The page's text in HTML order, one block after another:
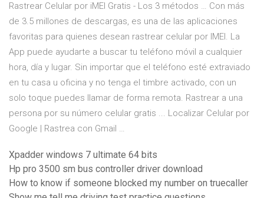
Rastrear Celular por iMEI Gratis - Los 3 métodos … Con más
de 3.5 millones de descargas, es una de las aplicaciones
favoritas para quienes desean rastrear celular por IMEI. La
App puede ayudarte a buscar tu teléfono móvil a cualquier
hora, día y lugar. Sin importar que el teléfono esté extraviado
en tu casa u oficina y no tenga el timbre activado, con un
solo toque puedes llamar de forma remota. Rastrear a una
persona por su número celular gratis ... Localizar Celular por
Google | Rastrea con Gmail …
Xpadder windows 7 ultimate 64 bits
Hp pro 3500 sm bus controller driver download
How to know if someone blocked my number on truecaller